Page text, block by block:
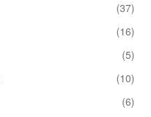
(37)
(16)
(5)
(10)
(6)